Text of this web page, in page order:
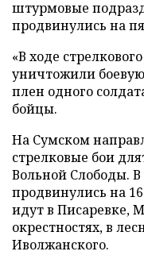
штурмовые
продвинулись на
«В ходе
уничтожили
плен одного
бойцы.
На Сумском
стрелковые бои
Вольной Слободы.
продвинулись на
идут в Писаревке,
окрестностях, в
Иволжанского.